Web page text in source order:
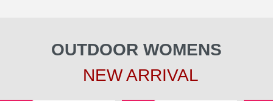
OUTDOOR WOMENS
NEW ARRIVAL